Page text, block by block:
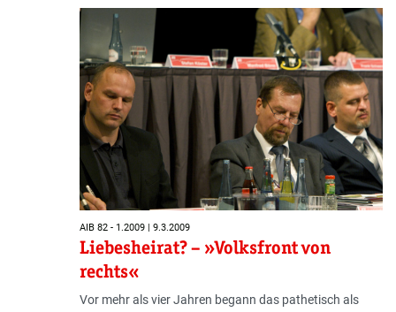
AIB 82 - 1.2009 | 9.3.2009
Liebesheirat? – »Volksfront von
rechts«
Vor mehr als vier Jahren begann das pathetisch als